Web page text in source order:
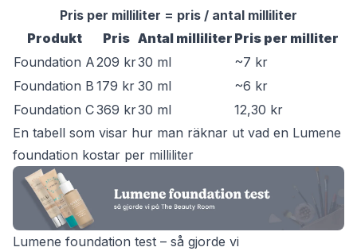
Pris per milliliter = pris / antal milliliter
Produkt
Pris Antal milliliter Pris per milliter
Foundation A209 kr30 ml
~7 kr
Foundation B 179 kr 30 ml
~6 kr
Foundation C369 kr30 ml
12,30 kr
En tabell som visar hur man räknar ut vad en Lumene
foundation kostar per milliliter
Lumene foundation test – så gjorde vi